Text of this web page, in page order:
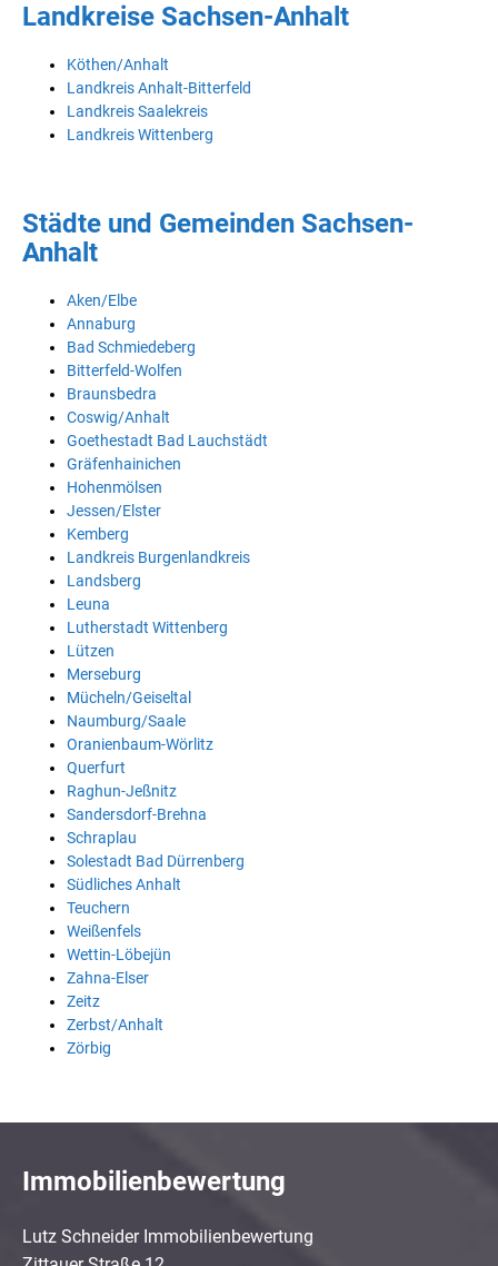
Landkreise Sachsen-Anhalt
Köthen/Anhalt
Landkreis Anhalt-Bitterfeld
Landkreis Saalekreis
Landkreis Wittenberg
Städte und Gemeinden Sachsen-
Anhalt
Aken/Elbe
Annaburg
Bad Schmiedeberg
Bitterfeld-Wolfen
Braunsbedra
Coswig/Anhalt
Goethestadt Bad Lauchstädt
Gräfenhainichen
Hohenmölsen
Jessen/Elster
Kemberg
Landkreis Burgenlandkreis
Landsberg
Leuna
Lutherstadt Wittenberg
Lützen
Merseburg
Mücheln/Geiseltal
Naumburg/Saale
Oranienbaum-Wörlitz
Querfurt
Raghun-Jeßnitz
Sandersdorf-Brehna
Schraplau
Solestadt Bad Dürrenberg
Südliches Anhalt
Teuchern
Weißenfels
Wettin-Löbejün
Zahna-Elser
Zeitz
Zerbst/Anhalt
Zörbig
Immobilienbewertung
Lutz Schneider Immobilienbewertung